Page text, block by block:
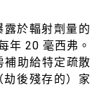
於輻射劑量的
年 20 毫西弗。
助給特定疏散
後殘存的）家